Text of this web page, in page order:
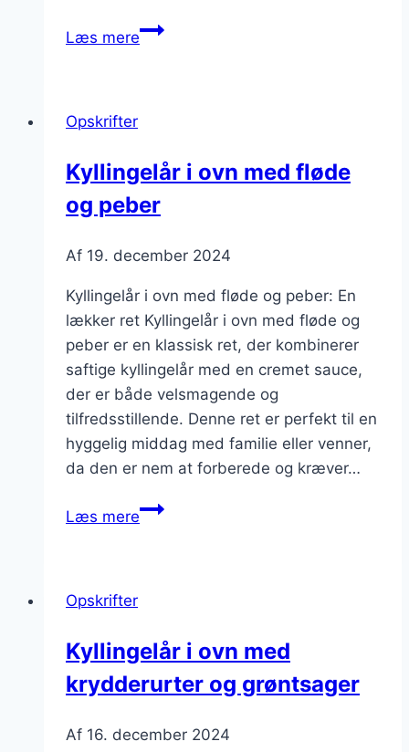
Læs mereKyllingelår
perlespelt
Opskrifter
Kyllingelår i ovn med fløde
og peber
Af 19. december 2024
Kyllingelår i ovn med fløde og peber: En
lækker ret Kyllingelår i ovn med fløde og
peber er en klassisk ret, der kombinerer
saftige kyllingelår med en cremet sauce,
der er både velsmagende og
tilfredsstillende. Denne ret er perfekt til en
hyggelig middag med familie eller venner,
da den er nem at forberede og kræver…
Læs mereKyllingelår
peber
Opskrifter
Kyllingelår i ovn med
krydderurter og grøntsager
Af 16. december 2024